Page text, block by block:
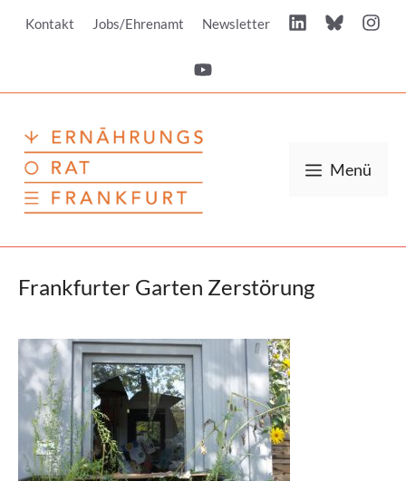
InhaltKontakt Jobs/Ehrenamt Newsletter
Menü
Frankfurter Garten Zerstörung